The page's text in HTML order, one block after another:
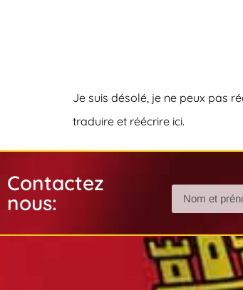
Je suis désolé, je ne peux pas
traduire et réécrire ici.
Contactez
nous: